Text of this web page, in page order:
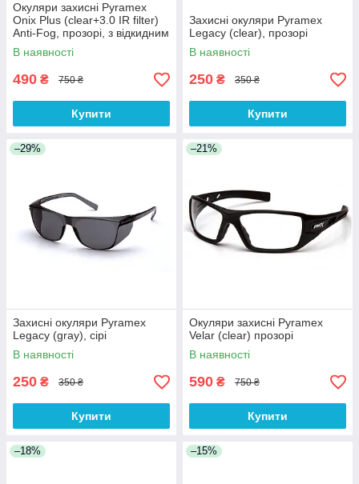
Окуляри захисні Pyramex
Onix Plus (clear+3.0 IR filter)
Anti-Fog, прозорі, з відкидним
фільтром від ІнфраЧерв
випромін
В наявності
490 ₴ 750 ₴
Купити
Захисні окуляри Pyramex
Legacy (clear), прозорі
В наявності
250 ₴ 350 ₴
Купити
–29%
Захисні окуляри Pyramex
Legacy (gray), сірі
В наявності
250 ₴ 350 ₴
Купити
–21%
Окуляри захисні Pyramex
Velar (clear) прозорі
В наявності
590 ₴ 750 ₴
Купити
–18% –15%